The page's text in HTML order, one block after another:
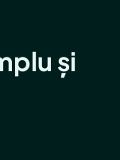
și